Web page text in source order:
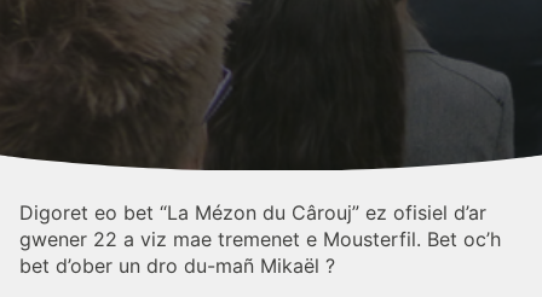
Digoret eo bet “La Mézon du Cârouj” ez ofisiel d’ar
gwener 22 a viz mae tremenet e Mousterfil. Bet oc’h
bet d’ober un dro du-mañ Mikaël ?